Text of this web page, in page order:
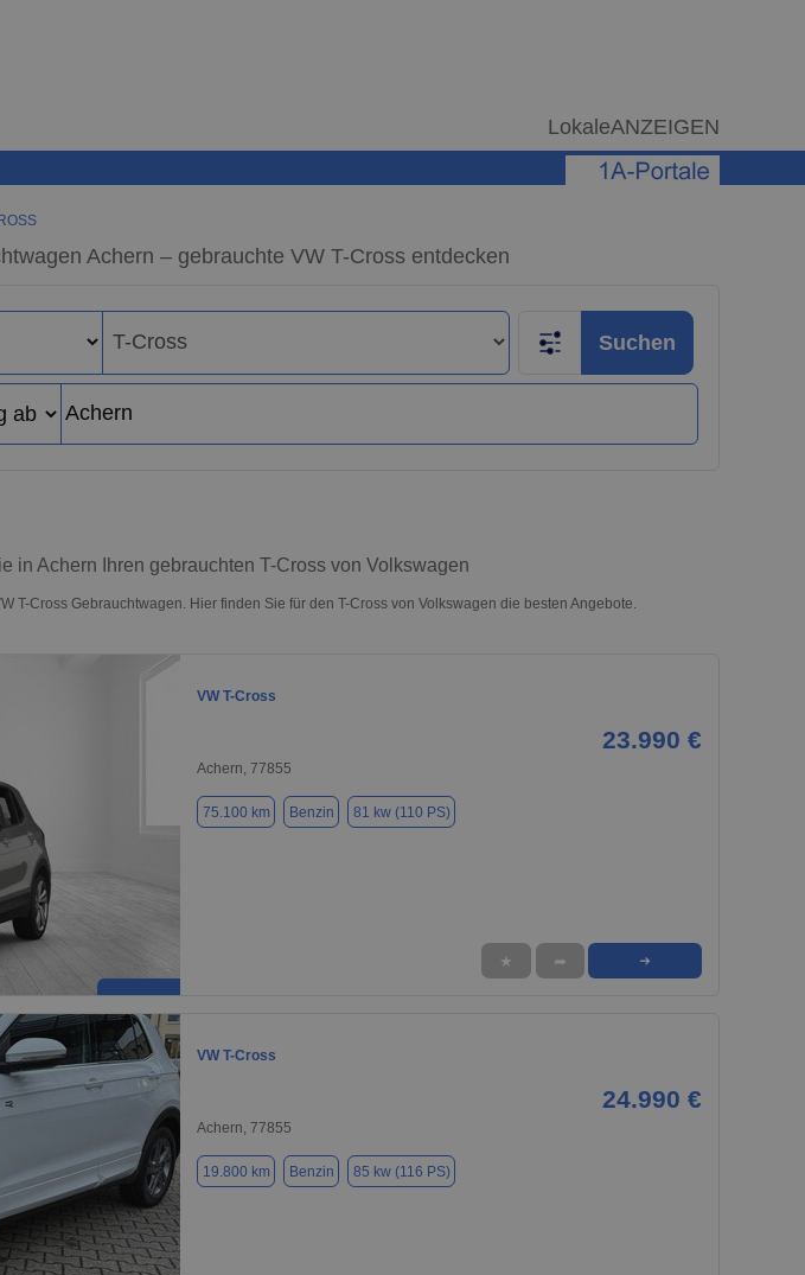
LokaleANZEIGEN
Achern – gebrauchte VW T-Cross entdecken
Suchen
in Achern Ihren gebrauchten T-Cross von Volkswagen
T-Cross Gebrauchtwagen. Hier finden Sie für den T-Cross von Volkswagen die besten Angebote.
VW T-Cross
23.990 €
Achern, 77855
75.100 km Benzin 81 kw (110 PS)
★ ➦ ➜
VW T-Cross
24.990 €
Achern, 77855
19.800 km Benzin 85 kw (116 PS)